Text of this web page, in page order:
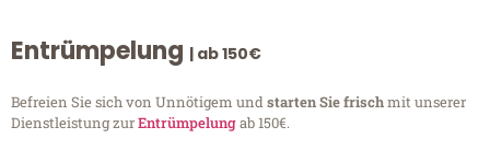
Entrümpelung | ab 150€
Befreien Sie sich von Unnötigem undstarten Sie frischmit unserer
Dienstleistung zurEntrümpelungab 150€.